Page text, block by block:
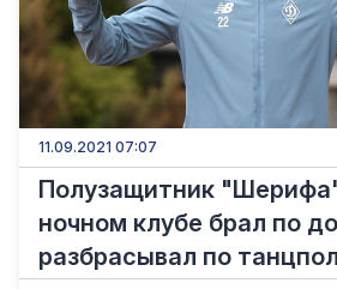
11.09.2021 07:07
Полузащитник
ночном клубе брал по
разбрасывал по